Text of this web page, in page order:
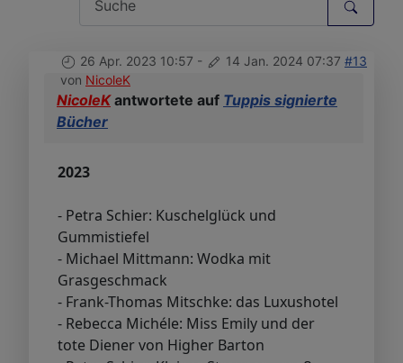
26 Apr. 2023 10:57 - 14 Jan. 2024 07:37 #13
von NicoleK
NicoleKantwortete auf Tuppis signierte
Bücher
2023
- Petra Schier: Kuschelglück und
Gummistiefel
- Michael Mittmann: Wodka mit
Grasgeschmack
- Frank-Thomas Mitschke: das Luxushotel
- Rebecca Michéle: Miss Emily und der
tote Diener von Higher Barton